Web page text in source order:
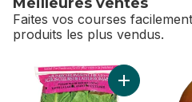
Faites vos courses
produits les plus vendus.
sauter Meilleures ventes
Ajouter